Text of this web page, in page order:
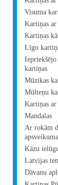
Visuma
Kartiņas
Kartiņas
Līgo
Iepriekšējo
kartiņas
Mūzikas
Mūlteņu
Kartiņas
Mandalas
Ar rokām
Kāzu
Latvijas
Dāvanu